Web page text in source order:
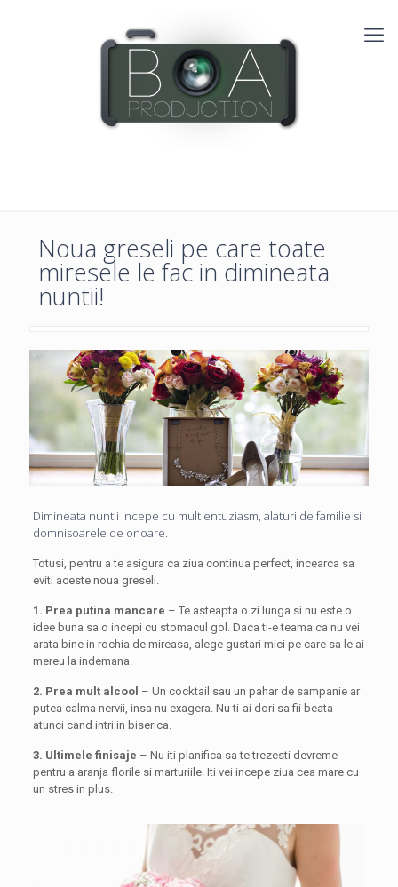
Noua greseli pe care toate
miresele le fac in dimineata
nuntii!
Dimineata nuntii incepe cu mult entuziasm, alaturi de familie si
domnisoarele de onoare.
Totusi, pentru a te asigura ca ziua continua perfect, incearca sa
eviti aceste noua greseli.
1. Prea putina mancare – Te asteapta o zi lunga si nu este o
idee buna sa o incepi cu stomacul gol. Daca ti-e teama ca nu vei
arata bine in rochia de mireasa, alege gustari mici pe care sa le ai
mereu la indemana.
2. Prea mult alcool – Un cocktail sau un pahar de sampanie ar
putea calma nervii, insa nu exagera. Nu ti-ai dori sa fii beata
atunci cand intri in biserica.
3. Ultimele finisaje – Nu iti planifica sa te trezesti devreme
pentru a aranja florile si marturiile. Iti vei incepe ziua cea mare cu
un stres in plus.